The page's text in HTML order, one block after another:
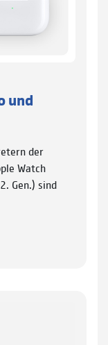
und
der
Watch
Gen.) sind